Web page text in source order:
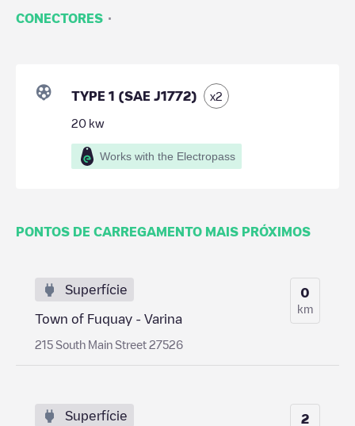
CONECTORES ·
TYPE 1 (SAE J1772) x2
20 kw
Works with the Electropass
PONTOS DE CARREGAMENTO MAIS PRÓXIMOS
Superfície
Town of Fuquay - Varina
215 South Main Street 27526
0
km
Superfície 2